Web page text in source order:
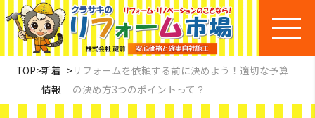
TOP>新着
情報
>リフォームを依頼する前に決めよう！適切な予算
の決め方3つのポイントって？